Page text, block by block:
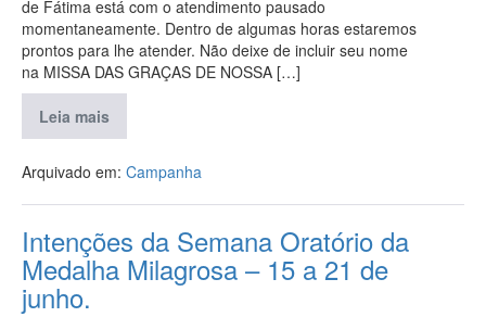
de Fátima está com o atendimento pausado
momentaneamente. Dentro de algumas horas estaremos
prontos para lhe atender. Não deixe de incluir seu nome
na MISSA DAS GRAÇAS DE NOSSA […]
Leia mais
Arquivado em: Campanha
Intenções da Semana Oratório da
Medalha Milagrosa – 15 a 21 de
junho.